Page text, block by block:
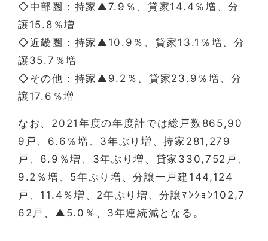
◇中部圏：持家▲7.9％、貸家14.4％増、分
譲15.8％増
◇近畿圏：持家▲10.9％、貸家13.1％増、分
譲35.7％増
◇その他：持家▲9.2％、貸家23.9％増、分
譲17.6％増
なお、2021年度の年度計では総戸数865,90
9戸、6.6％増、3年ぶり増、持家281,279
戸、6.9％増、3年ぶり増、貸家330,752戸、
9.2％増、5年ぶり増、分譲一戸建144,124
戸、11.4％増、2年ぶり増、分譲ﾏﾝｼｮﾝ102,7
62戸、▲5.0％、3年連続減となる。